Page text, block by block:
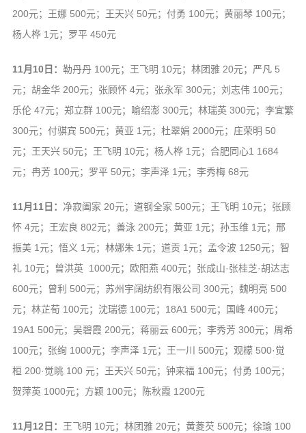
200元；王娜 500元；王天兴 50元；付勇 100元；黄丽琴 100元；
杨人桦 1元；罗平 450元
11月10日： 勒丹丹 100元；王飞明 10元；林团雅 20元；严凡 5
元；胡金华 200元；张顾怀 4元；张永军 300元；刘志伟 100元；
乐伦 47元；郑立群 100元；喻绍澎 300元；林瑞英 300元；李宜繁
300元；付骐宾 500元；黄亚 1元；杜翠娟 2000元；庄荣明 50
元；王天兴 50元；王飞明 10元；杨人桦 1元；合肥同心1 1684
元；冉芳 100元；罗平 50元；李声泽 1元；李秀梅 68元
11月11日： 净寂阖家 20元；道钢全家 500元；王飞明 10元；张顾
怀 4元；王宏良 802元；善泳 200元；黄亚 1元；孙玉维 1元；邢
振美 1元；悟义 1元；林娜朱 1元；道贡 1元；孟令波 1250元；智
礼 10元；曾洪英 1000元；欧阳燕 400元；张成山·张桂芝·胡达志
600元；曾利 500元；苏州宇阔纺织有限公司 300元；魏明亮 500
元；林芷荀 100元；沈瑞德 100元；18A1 500元；国峰 400元；
19A1 500元；吴碧霞 200元；蒋丽云 600元；李秀芳 300元；周希
100元；张绚 1000元；李声泽 1元；王一川 500元；观檬 500·觉
桓 200·觉眺 100 元；王天兴 50元；钟来福 100元；付勇 100元；
贺萍英 1000元；方颖 100元；陈秋霞 1200元
11月12日： 王飞明 10元；林团雅 20元；黄菱芡 500元；徐瑜 100